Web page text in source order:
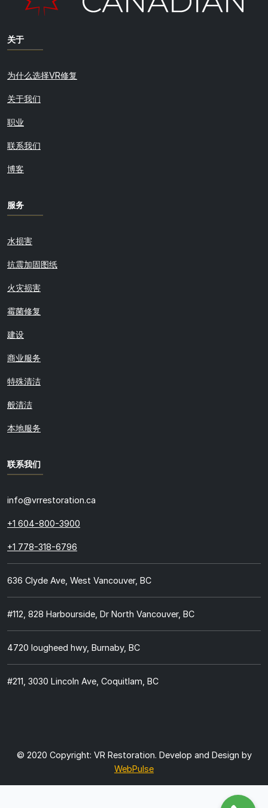
关于
为什么选择VR修复
关于我们
职业
联系我们
博客
服务
水损害
抗震加固图纸
火灾损害
霉菌修复
建设
商业服务
特殊清洁
般清洁
本地服务
联系我们
info@vrrestoration.ca
+1 604-800-3900
+1 778-318-6796
636 Clyde Ave, West Vancouver, BC
#112, 828 Harbourside, Dr North Vancouver, BC
4720 lougheed hwy, Burnaby, BC
#211, 3030 Lincoln Ave, Coquitlam, BC
© 2020 Copyright: VR Restoration. Develop and Design by
WebPulse